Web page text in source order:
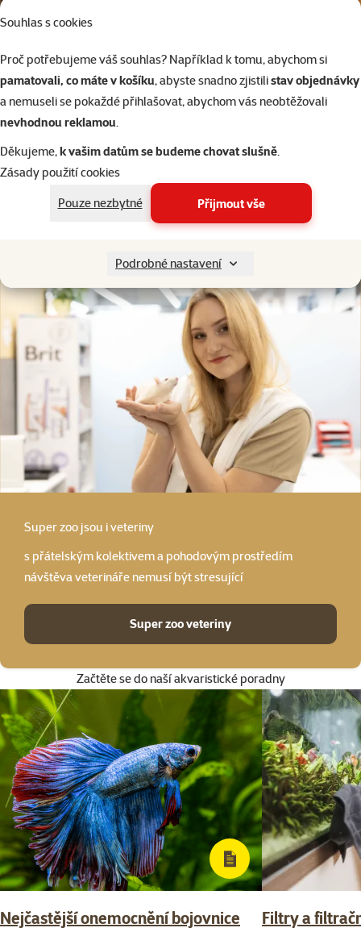
Souhlas s cookies
Proč potřebujeme váš souhlas? Například k tomu, abychom si
pamatovali, co máte v košíku, abyste snadno zjistilistav objednávky
a nemuseli se pokaždé přihlašovat, abychom vás neobtěžovali
nevhodnou reklamou.
Děkujeme,k vašim datům se budeme chovat slušně.
Zásady použití cookies
Pouze nezbytné
Přijmout vše
Podrobné nastavení
Navštivte náš
Super zoo salon
kompletní péče o vašeho psa, od zastřihnutí drápků až po
vyčištění žlázek
Super zoo salóny
Super zoo jsou i veteriny
s přátelským kolektivem a pohodovým prostředím
návštěva veterináře nemusí být stresující
Super zoo veteriny
Začtěte se do naší akvaristické poradny
Nejčastější onemocnění bojovnice
Filtry a